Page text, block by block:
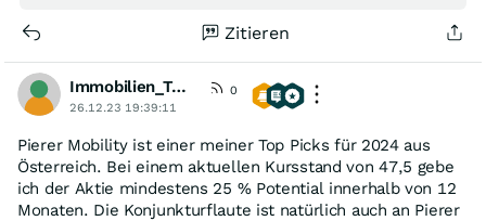
Zitieren
Immobilien_Tycoon
0
26.12.23 19:39:11
Pierer Mobility ist einer meiner Top Picks für 2024 aus
Österreich. Bei einem aktuellen Kursstand von 47,5 gebe
ich der Aktie mindestens 25 % Potential innerhalb von 12
Monaten. Die Konjunkturflaute ist natürlich auch an Pierer